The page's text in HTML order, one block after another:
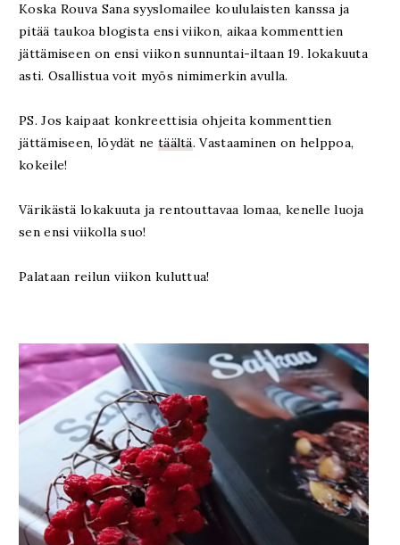
Koska Rouva Sana syyslomailee koululaisten kanssa ja
pitää taukoa blogista ensi viikon, aikaa kommenttien
jättämiseen on ensi viikon sunnuntai-iltaan 19. lokakuuta
asti. Osallistua voit myös nimimerkin avulla.
PS. Jos kaipaat konkreettisia ohjeita kommenttien
jättämiseen, löydät ne täältä. Vastaaminen on helppoa,
kokeile!
Värikästä lokakuuta ja rentouttavaa lomaa, kenelle luoja
sen ensi viikolla suo!
Palataan reilun viikon kuluttua!